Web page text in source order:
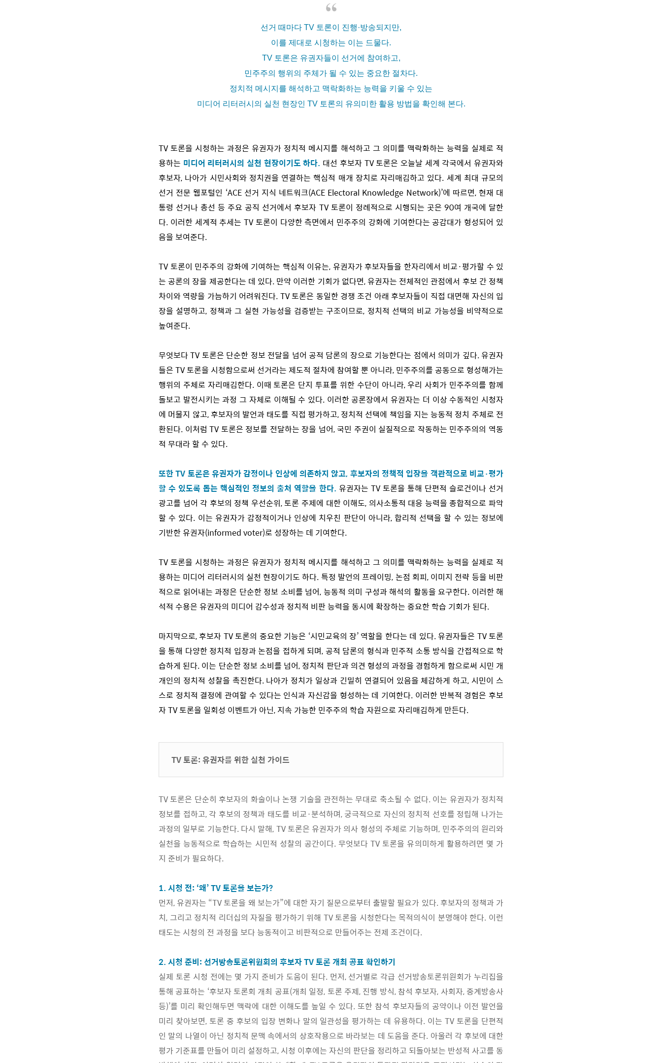
선거 때마다 TV 토론이 진행·방송되지만,
이를 제대로 시청하는 이는 드물다.
TV 토론은 유권자들이 선거에 참여하고,
민주주의 행위의 주체가 될 수 있는 중요한 절차다.
정치적 메시지를 해석하고 맥락화하는 능력을 키울 수 있는
미디어 리터러시의 실천 현장인 TV 토론의 유의미한 활용 방법을 확인해 본다.
TV 토론을 시청하는 과정은 유권자가 정치적 메시지를 해석하고 그 의미를 맥락화하는 능력을 실제로 적
용하는 미디어 리터러시의 실천 현장이기도 하다. 대선 후보자 TV 토론은 오늘날 세계 각국에서 유권자와
후보자, 나아가 시민사회와 정치권을 연결하는 핵심적 매개 장치로 자리매김하고 있다. 세계 최대 규모의
선거 전문 웹포털인 ‘ACE 선거 지식 네트워크(ACE Electoral Knowledge Network)’에 따르면, 현재 대
통령 선거나 총선 등 주요 공직 선거에서 후보자 TV 토론이 정례적으로 시행되는 곳은 90여 개국에 달한
다. 이러한 세계적 추세는 TV 토론이 다양한 측면에서 민주주의 강화에 기여한다는 공감대가 형성되어 있
음을 보여준다.
TV 토론이 민주주의 강화에 기여하는 핵심적 이유는, 유권자가 후보자들을 한자리에서 비교·평가할 수 있
는 공론의 장을 제공한다는 데 있다. 만약 이러한 기회가 없다면, 유권자는 전체적인 관점에서 후보 간 정책
차이와 역량을 가늠하기 어려워진다. TV 토론은 동일한 경쟁 조건 아래 후보자들이 직접 대면해 자신의 입
장을 설명하고, 정책과 그 실현 가능성을 검증받는 구조이므로, 정치적 선택의 비교 가능성을 비약적으로
높여준다.
무엇보다 TV 토론은 단순한 정보 전달을 넘어 공적 담론의 장으로 기능한다는 점에서 의미가 깊다. 유권자
들은 TV 토론을 시청함으로써 선거라는 제도적 절차에 참여할 뿐 아니라, 민주주의를 공동으로 형성해가는
행위의 주체로 자리매김한다. 이때 토론은 단지 투표를 위한 수단이 아니라, 우리 사회가 민주주의를 함께
돌보고 발전시키는 과정 그 자체로 이해될 수 있다. 이러한 공론장에서 유권자는 더 이상 수동적인 시청자
에 머물지 않고, 후보자의 발언과 태도를 직접 평가하고, 정치적 선택에 책임을 지는 능동적 정치 주체로 전
환된다. 이처럼 TV 토론은 정보를 전달하는 장을 넘어, 국민 주권이 실질적으로 작동하는 민주주의의 역동
적 무대라 할 수 있다.
또한 TV 토론은 유권자가 감정이나 인상에 의존하지 않고, 후보자의 정책적 입장을 객관적으로 비교·평가
할 수 있도록 돕는 핵심적인 정보의 출처 역할을 한다. 유권자는 TV 토론을 통해 단편적 슬로건이나 선거
광고를 넘어 각 후보의 정책 우선순위, 토론 주제에 대한 이해도, 의사소통적 대응 능력을 종합적으로 파악
할 수 있다. 이는 유권자가 감정적이거나 인상에 치우친 판단이 아니라, 합리적 선택을 할 수 있는 정보에
기반한 유권자(informed voter)로 성장하는 데 기여한다.
TV 토론을 시청하는 과정은 유권자가 정치적 메시지를 해석하고 그 의미를 맥락화하는 능력을 실제로 적
용하는 미디어 리터러시의 실천 현장이기도 하다. 특정 발언의 프레이밍, 논점 회피, 이미지 전략 등을 비판
적으로 읽어내는 과정은 단순한 정보 소비를 넘어, 능동적 의미 구성과 해석의 활동을 요구한다. 이러한 해
석적 수용은 유권자의 미디어 감수성과 정치적 비판 능력을 동시에 확장하는 중요한 학습 기회가 된다.
마지막으로, 후보자 TV 토론의 중요한 기능은 ‘시민교육의 장’ 역할을 한다는 데 있다. 유권자들은 TV 토론
을 통해 다양한 정치적 입장과 논점을 접하게 되며, 공적 담론의 형식과 민주적 소통 방식을 간접적으로 학
습하게 된다. 이는 단순한 정보 소비를 넘어, 정치적 판단과 의견 형성의 과정을 경험하게 함으로써 시민 개
개인의 정치적 성찰을 촉진한다. 나아가 정치가 일상과 긴밀히 연결되어 있음을 체감하게 하고, 시민이 스
스로 정치적 결정에 관여할 수 있다는 인식과 자신감을 형성하는 데 기여한다. 이러한 반복적 경험은 후보
자 TV 토론을 일회성 이벤트가 아닌, 지속 가능한 민주주의 학습 자원으로 자리매김하게 만든다.
TV 토론: 유권자를 위한 실천 가이드
TV 토론은 단순히 후보자의 화술이나 논쟁 기술을 관전하는 무대로 축소될 수 없다. 이는 유권자가 정치적
정보를 접하고, 각 후보의 정책과 태도를 비교·분석하며, 궁극적으로 자신의 정치적 선호를 정립해 나가는
과정의 일부로 기능한다. 다시 말해, TV 토론은 유권자가 의사 형성의 주체로 기능하며, 민주주의의 원리와
실천을 능동적으로 학습하는 시민적 성찰의 공간이다. 무엇보다 TV 토론을 유의미하게 활용하려면 몇 가
지 준비가 필요하다.
1. 시청 전: ‘왜’ TV 토론을 보는가?
먼저, 유권자는 “TV 토론을 왜 보는가”에 대한 자기 질문으로부터 출발할 필요가 있다. 후보자의 정책과 가
치, 그리고 정치적 리더십의 자질을 평가하기 위해 TV 토론을 시청한다는 목적의식이 분명해야 한다. 이런
태도는 시청의 전 과정을 보다 능동적이고 비판적으로 만들어주는 전제 조건이다.
2. 시청 준비: 선거방송토론위원회의 후보자 TV 토론 개최 공표 확인하기
실제 토론 시청 전에는 몇 가지 준비가 도움이 된다. 먼저, 선거별로 각급 선거방송토론위원회가 누리집을
통해 공표하는 ‘후보자 토론회 개최 공표(개최 일정, 토론 주제, 진행 방식, 참석 후보자, 사회자, 중계방송사
등)’를 미리 확인해두면 맥락에 대한 이해도를 높일 수 있다. 또한 참석 후보자들의 공약이나 이전 발언을
미리 찾아보면, 토론 중 후보의 입장 변화나 말의 일관성을 평가하는 데 유용하다. 이는 TV 토론을 단편적
인 말의 나열이 아닌 정치적 문맥 속에서의 상호작용으로 바라보는 데 도움을 준다. 아울러 각 후보에 대한
평가 기준표를 만들어 미리 설정하고, 시청 이후에는 자신의 판단을 정리하고 되돌아보는 반성적 사고를 동